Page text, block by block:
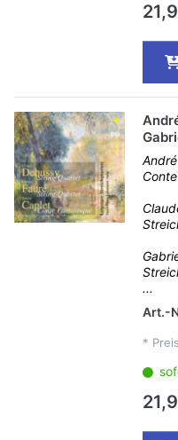
...
Art.-
*